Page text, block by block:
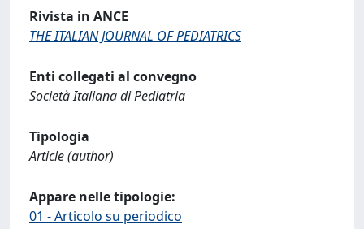
Rivista in ANCE
THE ITALIAN JOURNAL OF PEDIATRICS
Enti collegati al convegno
Società Italiana di Pediatria
Tipologia
Article (author)
Appare nelle tipologie:
01 - Articolo su periodico